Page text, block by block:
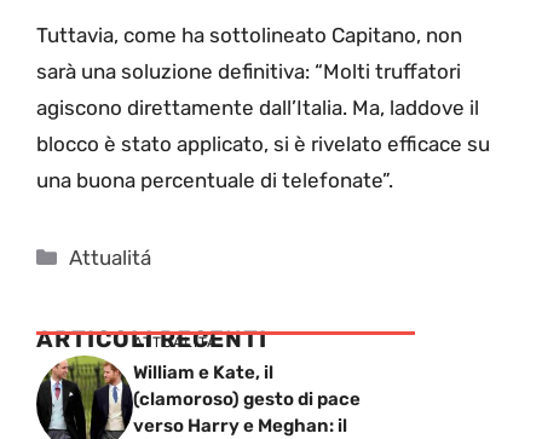
Tuttavia, come ha sottolineato Capitano, non
sarà una soluzione definitiva: “Molti truffatori
agiscono direttamente dall’Italia. Ma, laddove il
blocco è stato applicato, si è rivelato efficace su
una buona percentuale di telefonate”.
Categorie
Attualitá
ARTICOLI RECENTI
ATTUALITÁ
William e Kate, il
(clamoroso) gesto di pace
verso Harry e Meghan: il